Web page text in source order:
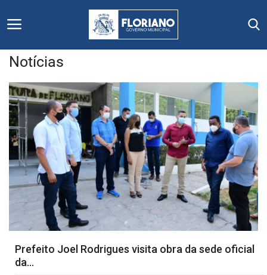
Início
Editais
Floriano
Secretarias e Órgãos
Mural de Licitações
Notícias
Vídeos
Notícias
Prefeito Joel Rodrigues visita obra da sede oficial
da...